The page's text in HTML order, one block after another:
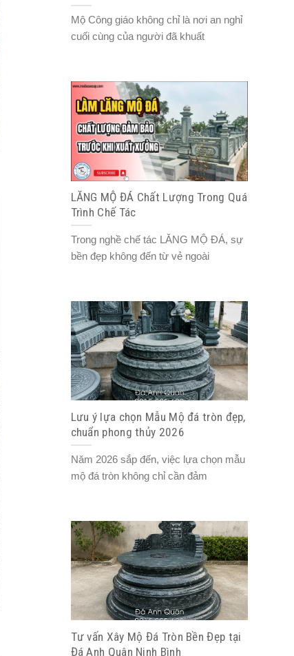
Mộ Công giáo không chỉ là nơi an nghỉ
cuối cùng của người đã khuất
LĂNG MỘ ĐÁ Chất Lượng Trong Quá
Trình Chế Tác
Trong nghề chế tác LĂNG MỘ ĐÁ, sự
bền đẹp không đến từ vẻ ngoài
Lưu ý lựa chọn Mẫu Mộ đá tròn đẹp,
chuẩn phong thủy 2026
Năm 2026 sắp đến, việc lựa chọn mẫu
mộ đá tròn không chỉ cần đảm
Tư vấn Xây Mộ Đá Tròn Bền Đẹp tại
Đá Anh Quân Ninh Bình